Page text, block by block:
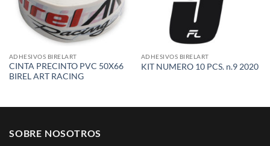
ADHESIVOS BIRELART
CINTA PRECINTO PVC 50X66
BIREL ART RACING
ADHESIVOS BIRELART
KIT NUMERO 10 PCS. n.9 2020
SOBRE NOSOTROS